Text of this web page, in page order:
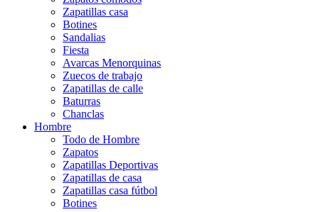
Zapatillas casa
Botines
Sandalias
Fiesta
Avarcas Menorquinas
Zuecos de trabajo
Zapatillas de calle
Baturras
Chanclas
Hombre
Todo de Hombre
Zapatos
Zapatillas Deportivas
Zapatillas de casa
Zapatillas casa fútbol
Botines